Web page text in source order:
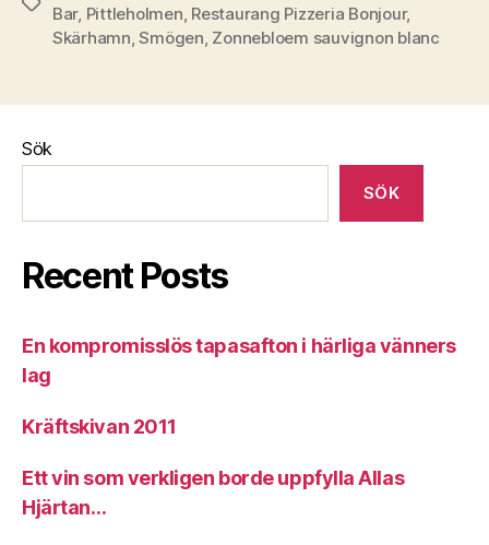
Bar, Pittleholmen, Restaurang Pizzeria Bonjour,
Skärhamn,Smögen, Zonnebloem sauvignon blanc
Sök
SÖK
Recent Posts
En kompromisslös tapasafton i härliga vänners
lag
Kräftskivan 2011
Ett vin som verkligen borde uppfylla Allas
Hjärtan…